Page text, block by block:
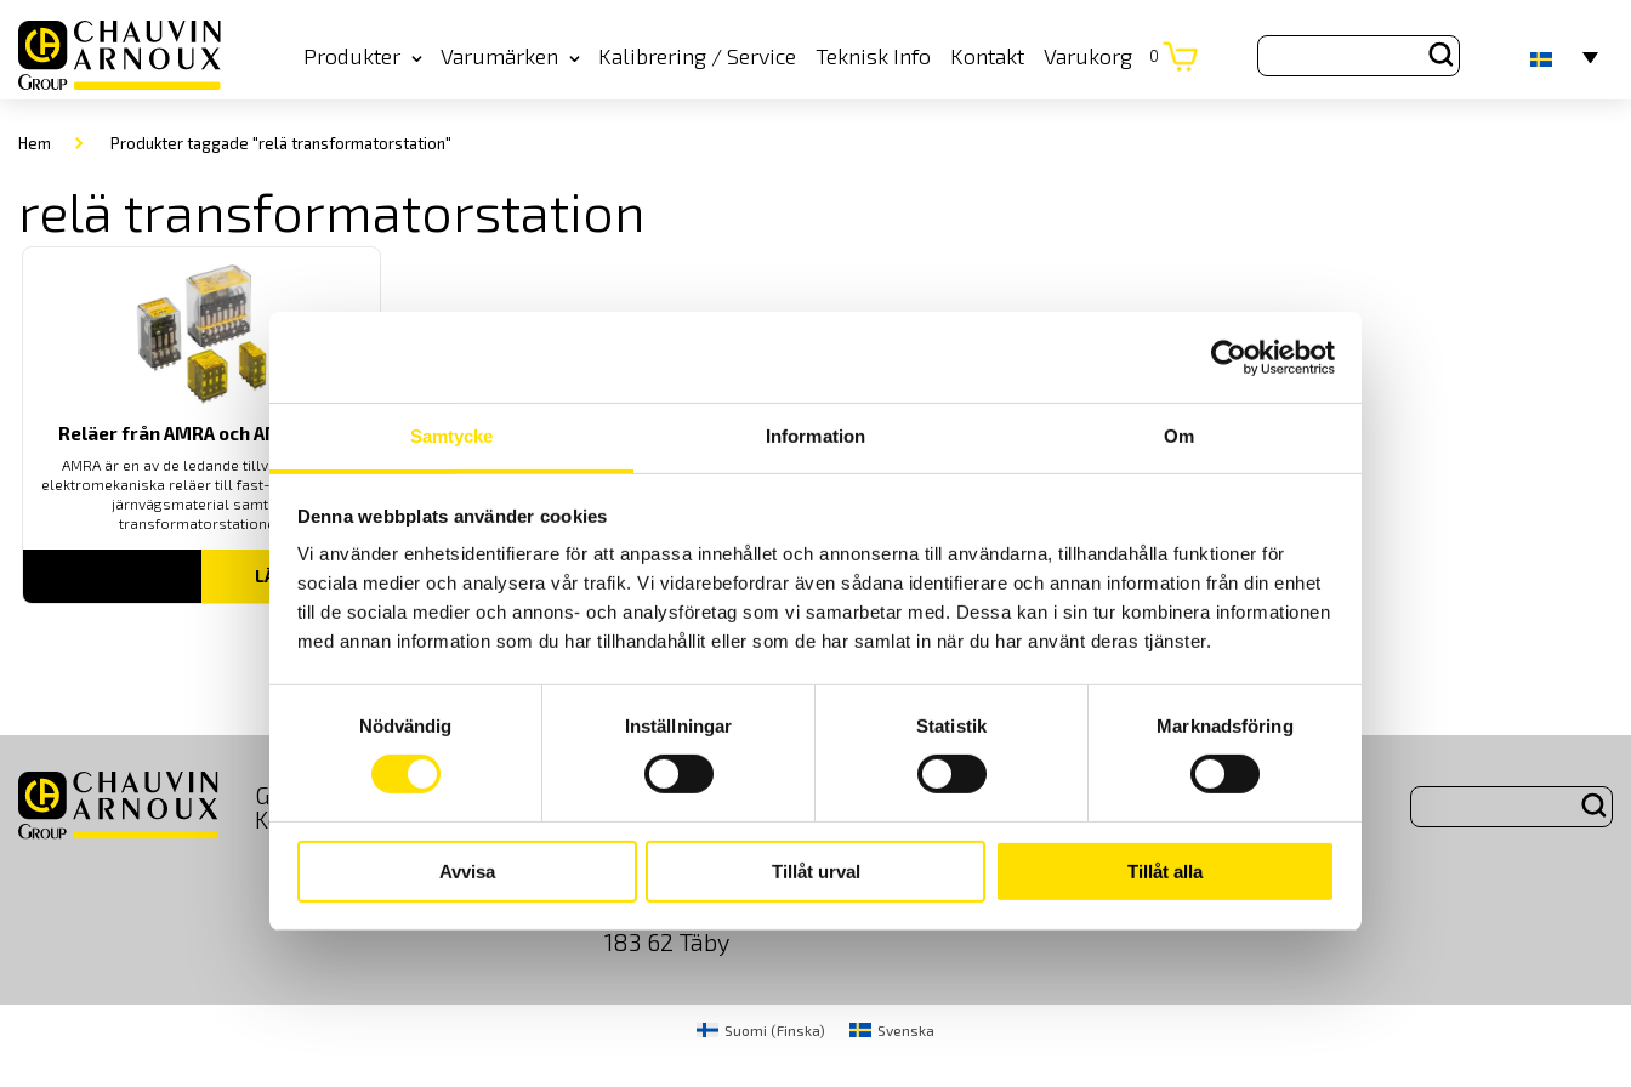
Samtycke Information Om
Denna webbplats använder cookies
Vi använder enhetsidentifierare för att anpassa innehållet och annonserna till användarna, tillhandahålla funktioner för
sociala medier och analysera vår trafik. Vi vidarebefordrar även sådana identifierare och annan information från din enhet
till de sociala medier och annons- och analysföretag som vi samarbetar med. Dessa kan i sin tur kombinera informationen
med annan information som du har tillhandahållit eller som de har samlat in när du har använt deras tjänster.
Nödvändig
Inställningar Statistik Marknadsföring
Avvisa Tillåt urval Tillåt alla
Produkter Varumärken Kalibrering / Service Teknisk Info Kontakt Varukorg 0
Hem Produkter taggade "relä transformatorstation"
relä transformatorstation
Reläer från AMRA och AMRA-MTI
AMRA är en av de ledande tillverkarna av
elektromekaniska reläer till fast- och rullande
järnvägsmaterial samt för
transformatorstationer.
LÄS MER
GDPR Köpvillkor Cookies Kundundersökning
Om Oss
Kontakt
Sjöflygvägen 35
183 62 Täby
08-50 52 68 00
info@camatsystem.com
Suomi (Finska) Svenska